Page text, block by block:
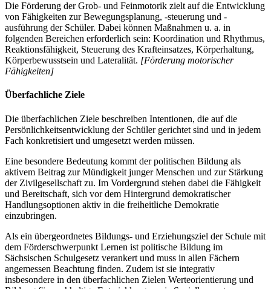
Die Förderung der Grob- und Feinmotorik zielt auf die Entwicklung
von Fähigkeiten zur Bewegungsplanung, -steuerung und -
ausführung der Schüler. Dabei können Maßnahmen u. a. in
folgenden Bereichen erforderlich sein: Koordination und Rhythmus,
Reaktionsfähigkeit, Steuerung des Krafteinsatzes, Körperhaltung,
Körperbewusstsein und Lateralität. [Förderung motorischer
Fähigkeiten]
Überfachliche Ziele
Die überfachlichen Ziele beschreiben Intentionen, die auf die
Persönlichkeitsentwicklung der Schüler gerichtet sind und in jedem
Fach konkretisiert und umgesetzt werden müssen.
Eine besondere Bedeutung kommt der politischen Bildung als
aktivem Beitrag zur Mündigkeit junger Menschen und zur Stärkung
der Zivilgesellschaft zu. Im Vordergrund stehen dabei die Fähigkeit
und Bereitschaft, sich vor dem Hintergrund demokratischer
Handlungsoptionen aktiv in die freiheitliche Demokratie
einzubringen.
Als ein übergeordnetes Bildungs- und Erziehungsziel der Schule mit
dem Förderschwerpunkt Lernen ist politische Bildung im
Sächsischen Schulgesetz verankert und muss in allen Fächern
angemessen Beachtung finden. Zudem ist sie integrativ
insbesondere in den überfachlichen Zielen Werteorientierung und